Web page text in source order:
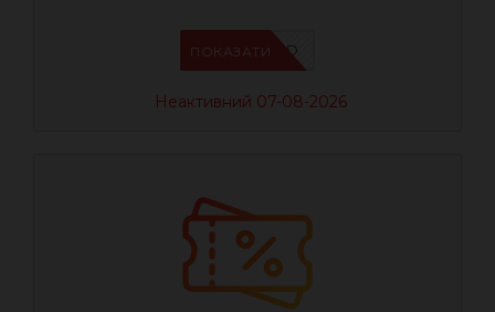
IFPZ5PBD
ПОКАЗАТИ
Неактивний 07-08-2026